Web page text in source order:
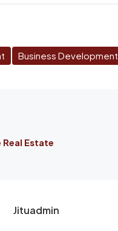
Business Development
Real Estate
Jituadmin